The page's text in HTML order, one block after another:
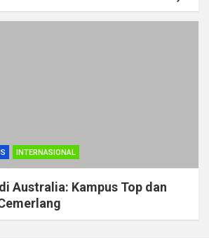
INTERNASIONAL
Australia: Kampus Top dan